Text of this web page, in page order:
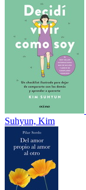
Suhyun, Kim